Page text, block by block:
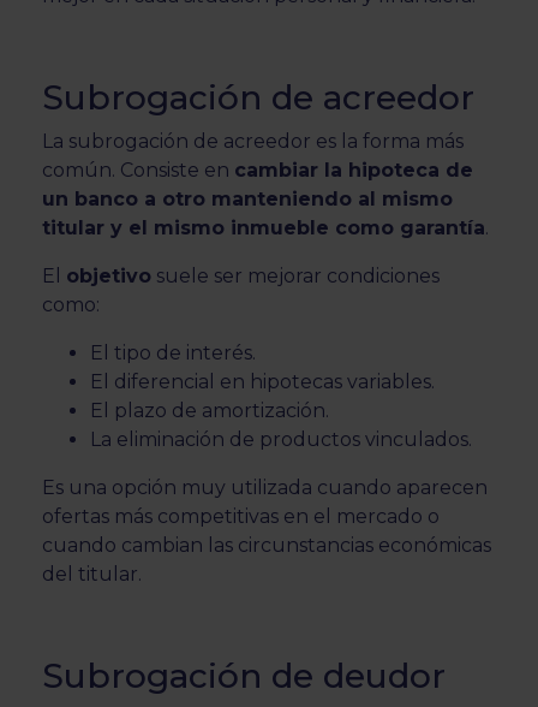
Subrogación de acreedor
La subrogación de acreedor es la forma más
común. Consiste en cambiar la hipoteca de
un banco a otro manteniendo al mismo
titular y el mismo inmueble como garantía.
El objetivo suele ser mejorar condiciones
como:
El tipo de interés.
El diferencial en hipotecas variables.
El plazo de amortización.
La eliminación de productos vinculados.
Es una opción muy utilizada cuando aparecen
ofertas más competitivas en el mercado o
cuando cambian las circunstancias económicas
del titular.
Subrogación de deudor